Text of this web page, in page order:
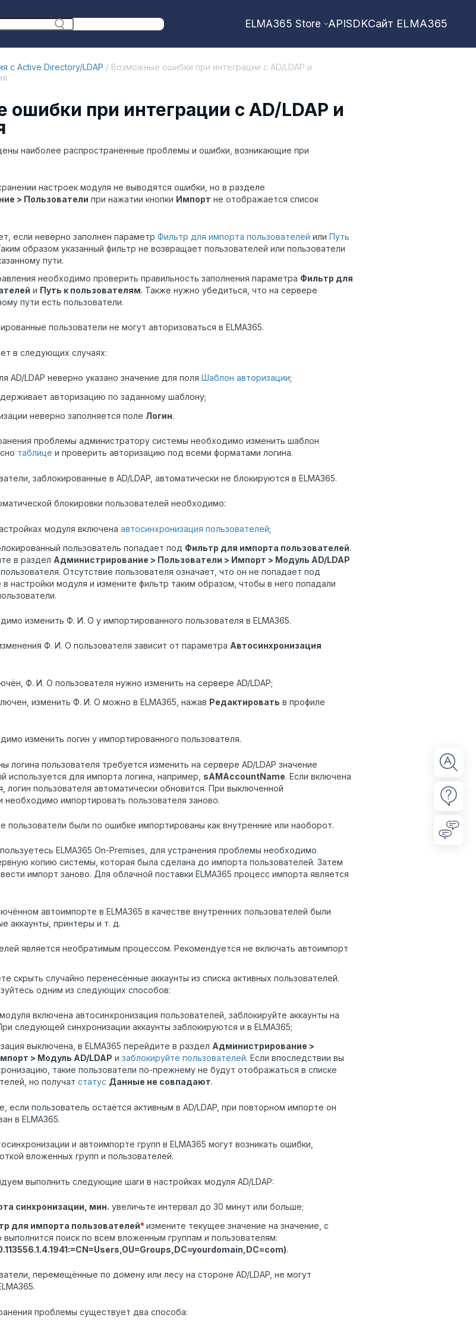
ELMA365 Store APISDKСайт ELMA365
с Active Directory/LDAP / Возможные ошибки при интеграции с AD/LDAP и
при интеграции с AD/LDAP и
наиболее распространённые проблемы и ошибки, возникающие при
настроек модуля не выводятся ошибки, но в разделе
> Пользователи при нажатии кнопки Импорт не отображается список
если неверно заполнен параметр Фильтр для импорта пользователей или Путь
образом указанный фильтр не возвращает пользователей или пользователи
пути.
необходимо проверить правильность заполнения параметра Фильтр для
и Путь к пользователям. Также нужно убедиться, что на сервере
пути есть пользователи.
пользователи не могут авторизоваться в ELMA365.
в следующих случаях:
AD/LDAP неверно указано значение для поля Шаблон авторизации;
авторизацию по заданному шаблону;
неверно заполняется поле Логин.
проблемы администратору системы необходимо изменить шаблон
таблице и проверить авторизацию под всеми форматами логина.
заблокированные в AD/LDAP, автоматически не блокируются в ELMA365.
блокировки пользователей необходимо:
модуля включена автосинхронизация пользователей;
пользователь попадает под Фильтр для импорта пользователей.
в раздел Администрирование > Пользователи > Импорт > Модуль AD/LDAP
Отсутствие пользователя означает, что он не попадает под
настройки модуля и измените фильтр таким образом, чтобы в него попадали
изменить Ф. И. О у импортированного пользователя в ELMA365.
Ф. И. О пользователя зависит от параметра Автосинхронизация
Ф. И. О пользователя нужно изменить на сервере AD/LDAP;
изменить Ф. И. О можно в ELMA365, нажав Редактировать в профиле
изменить логин у импортированного пользователя.
логина пользователя требуется изменить на сервере AD/LDAP значение
используется для импорта логина, например, sAMAccountName. Если включена
логин пользователя автоматически обновится. При выключенной
необходимо импортировать пользователя заново.
пользователи были по ошибке импортированы как внутренние или наоборот.
ELMA365 On-Premises, для устранения проблемы необходимо
копию системы, которая была сделана до импорта пользователей. Затем
импорт заново. Для облачной поставки ELMA365 процесс импорта является
автоимпорте в ELMA365 в качестве внутренних пользователей были
аккаунты, принтеры и т. д.
является необратимым процессом. Рекомендуется не включать автоимпорт
скрыть случайно перенесённые аккаунты из списка активных пользователей.
одним из следующих способов:
включена автосинхронизация пользователей, заблокируйте аккаунты на
следующей синхронизации аккаунты заблокируются и в ELMA365;
выключена, в ELMA365 перейдите в раздел Администрирование >
> Модуль AD/LDAP и заблокируйте пользователей. Если впоследствии вы
такие пользователи по-прежнему не будут отображаться в списке
но получат статус Данные не совпадают.
если пользователь остаётся активным в AD/LDAP, при повторном импорте он
в ELMA365.
и автоимпорте групп в ELMA365 могут возникать ошибки,
вложенных групп и пользователей.
выполнить следующие шаги в настройках модуля AD/LDAP:
синхронизации, мин. увеличьте интервал до 30 минут или больше;
для импорта пользователей* измените текущее значение на значение, с
поиск по всем вложенным группам и пользователям:
.
перемещённые по домену или лесу на стороне AD/LDAP, не могут
проблемы существует два способа: